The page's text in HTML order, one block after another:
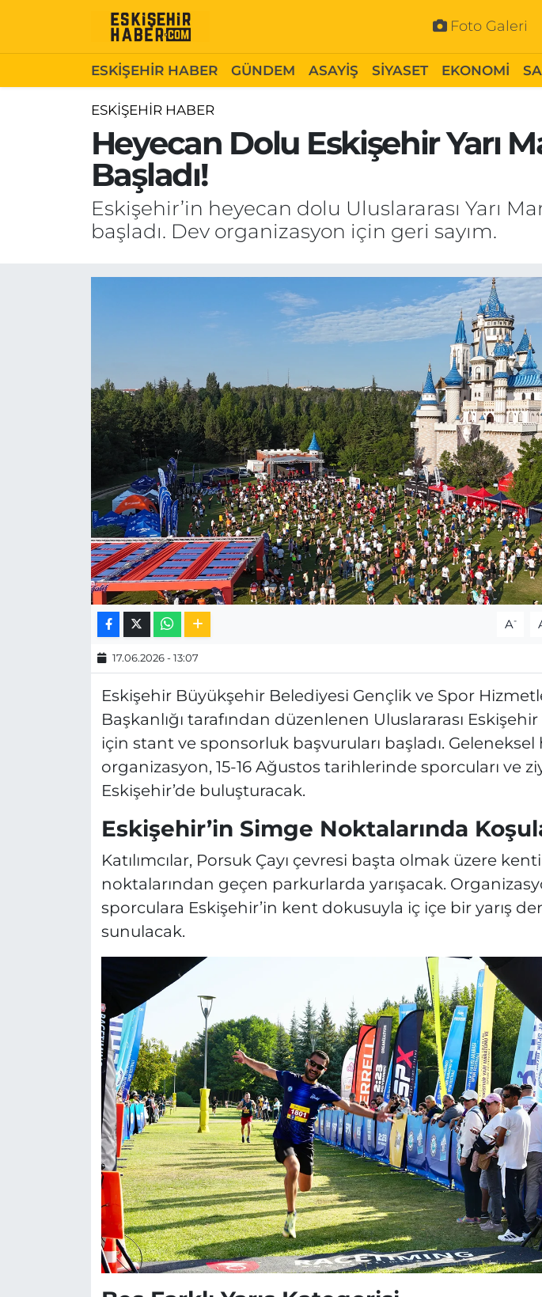
Foto Galeri
ESKİŞEHİR HABER GÜNDEM ASAYİŞ SİYASET EKONOMİ
ESKİŞEHİR HABER
Heyecan Dolu Eskişehir Yarı
Başladı!
Eskişehir’in heyecan dolu Uluslararası Yarı
başladı. Dev organizasyon için geri sayım.
A-
17.06.2026 - 13:07
Eskişehir Büyükşehir Belediyesi Gençlik ve Spor
Başkanlığı tarafından düzenlenen Uluslararası
için stant ve sponsorluk başvuruları başladı. Geleneksel
organizasyon, 15-16 Ağustos tarihlerinde sporcuları ve
Eskişehir’de buluşturacak.
Eskişehir’in Simge Noktalarında
Katılımcılar, Porsuk Çayı çevresi başta olmak üzere
noktalarından geçen parkurlarda yarışacak.
sporculara Eskişehir’in kent dokusuyla iç içe bir yarış
sunulacak.
ESKİŞEHİR HABER
SİYASET
EKONOMİ
MAGAZİN
ESKİŞEHİRSPOR
Gizlilik Politikası
Hakkımızda
İletişim
Odunpazarı Hava Durumu
Odunpazarı Trafik Yoğunluk Haritası
Süper Lig Puan Durumu ve Fikstür
Tüm Manşetler
Son Dakika Haberleri